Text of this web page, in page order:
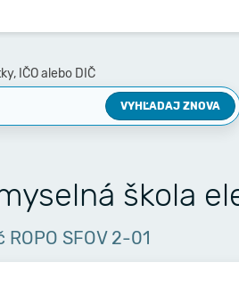
IČO alebo DIČ
VYHĽADAJ ZNOVA
škola
SFOV 2-01